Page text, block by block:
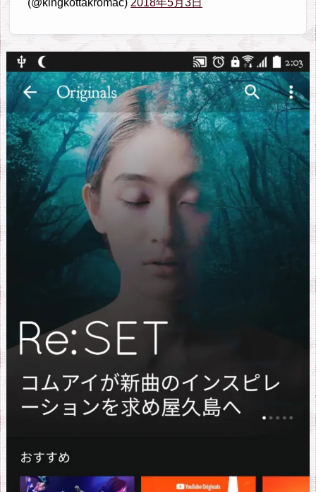
チ
ブ
ミ
ュ
ー
ジ
ッ
ク
ザ
だ
入
り